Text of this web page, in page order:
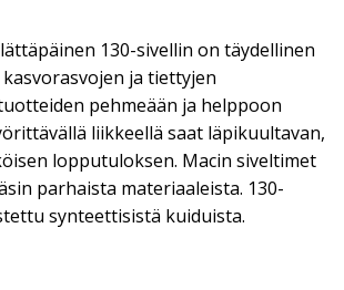
130-sivellin on täydellinen
ja tiettyjen
pehmeään ja helppoon
liikkeellä saat läpikuultavan,
lopputuloksen. Macin siveltimet
parhaista materiaaleista. 130-
synteettisistä kuiduista.